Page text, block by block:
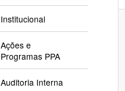
Institucional
Ações e
Programas PPA
Auditoria Interna